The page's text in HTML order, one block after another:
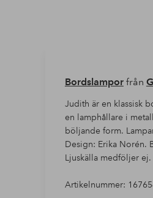
Bordslamporfrån
Judith är en klassisk
en lamphållare i
böljande form.
Design: Erika Norén.
Ljuskälla medföljer ej.
Artikelnummer: